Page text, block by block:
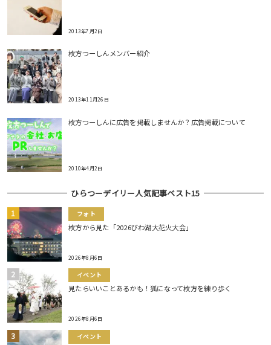
2013年7月2日
枚方つーしんメンバー紹介
2013年11月26日
枚方つーしんに広告を掲載しませんか？広告掲載について
2010年4月2日
ひらつーデイリー人気記事ベスト15
フォト
枚方から見た「2026びわ湖大花火大会」
2026年8月6日
イベント
見たらいいことあるかも！狐になって枚方を練り歩く
2026年8月6日
イベント